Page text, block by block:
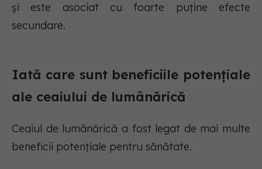
și este asociat cu foarte puține efecte
secundare.
Iată care sunt beneficiile potențiale
ale ceaiului de lumânărică
Ceaiul de lumânărică a fost legat de mai multe
beneficii potențiale pentru sănătate.